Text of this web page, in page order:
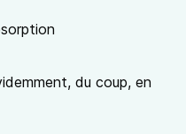
du coup, en